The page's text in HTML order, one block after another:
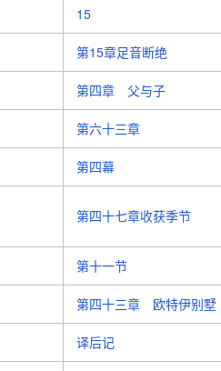
15
第15章足音断绝
第四章 父与子
第六十三章
第四幕
第四十七章收获季节
第十一节
第四十三章 欧特伊别墅
译后记